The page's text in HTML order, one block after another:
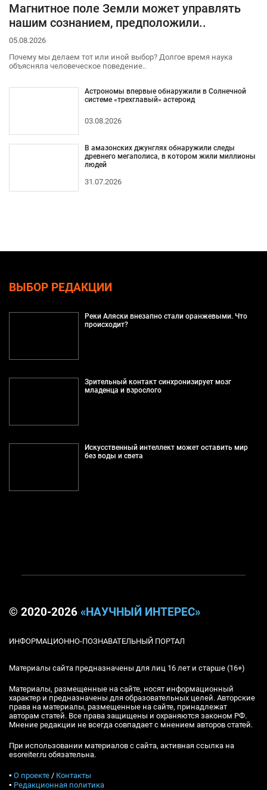
Магнитное поле Земли может управлять
нашим сознанием, предположили..
05.08.2026
Почему мы делаем тот или иной выбор? Долгое время наука
объясняла человеческое поведение..
Астрономы впервые обнаружили в Солнечной
системе «трехглавый» астероид
03.08.2026
В амазонских джунглях обнаружили следы
древнего мегаполиса, в котором жили миллионы
людей
31.07.2026
ВЫБОР РЕДАКЦИИ
Реки Аляски внезапно стали оранжевыми. Что
происходит?
Зрительный контакт синхронизирует мозг
младенца и взрослого
Искусственный интеллект может оставить мир
без воды и света
© 2020-2026 «НАУЧНЫЙ ИНТЕРЕС»
ИНФОРМАЦИОННО-ПОЗНАВАТЕЛЬНЫЙ ПОРТАЛ
Материалы сайта предназначены для лиц 16 лет и старше (16+)
Материалы, размещенные на сайте, носят информационный
характер и предназначены для образовательных целей. Авторские
права на материалы, размещенные на сайте, принадлежат
авторам статей. Все права защищены и охраняются законом РФ.
Мнение редакции не всегда совпадает с мнением авторов статей.
При использовании материалов с сайта, активная ссылка на
esoreiter.ru обязательна.
▪ О проекте / Контакты
▪ Редакционная политика